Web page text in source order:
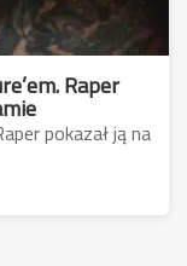
Raper
pokazał ją na